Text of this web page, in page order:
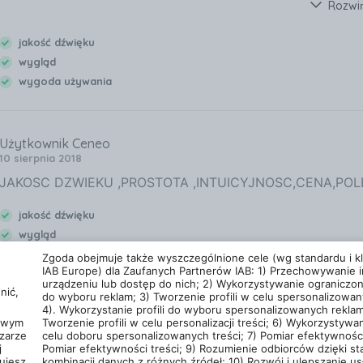
gdy chcemy podłączyć więcej niż jeden. Jednak gdy
dogaduje się świetnie. Muzyka gra na poziomie audycji
radia. Poprzednio miałem Piooner z podobnym
jakość dźwięku
wygląd
wygoda używania
Użytkownik Ceneo
10 sierpnia 2018
JAKOSC DZWIEKU ,PROSTOTA
jakość dźwięku
wygląd
wygoda używania
Zobacz wszystkie opinie dla Alpine
Polityka prywatności Liczba użytkowników
Zgoda obejmuje także wyszczególnione cele (wg standardu i
IAB Europe) dla Zaufanych Partnerów IAB: 1) Przechowywanie
urządzeniu lub dostęp do nich; 2) Wykorzystywanie
do wyboru reklam; 3) Tworzenie profili w celu
4). Wykorzystanie profili do wyboru spersonalizowanych
Tworzenie profili w celu personalizacji treści; 6)
celu doboru spersonalizowanych treści; 7) Pomiar
Pomiar efektywności treści; 9) Rozumienie odbiorców dzięki